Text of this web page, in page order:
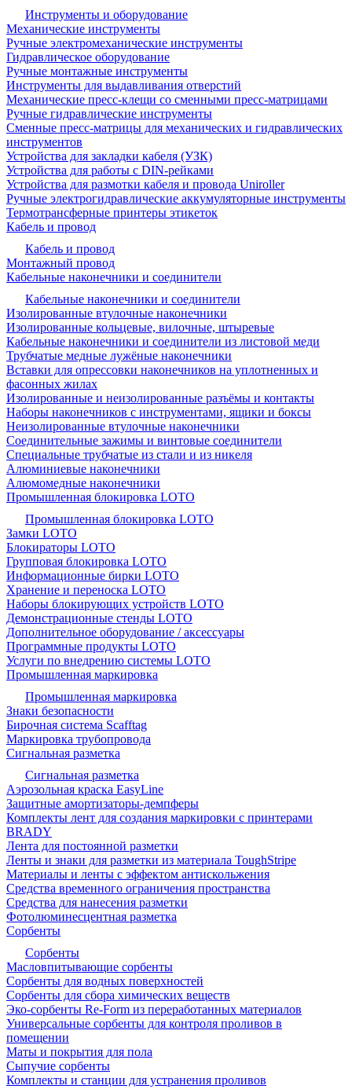
Инструменты и оборудование
Механические инструменты
Ручные электромеханические инструменты
Гидравлическое оборудование
Ручные монтажные инструменты
Инструменты для выдавливания отверстий
Механические пресс-клещи со сменными пресс-матрицами
Ручные гидравлические инструменты
Сменные пресс-матрицы для механических и гидравлических
инструментов
Устройства для закладки кабеля (УЗК)
Устройства для работы с DIN-рейками
Устройства для размотки кабеля и провода Uniroller
Ручные электрогидравлические аккумуляторные инструменты
Термотрансферные принтеры этикеток
Кабель и провод
Кабель и провод
Монтажный провод
Кабельные наконечники и соединители
Кабельные наконечники и соединители
Изолированные втулочные наконечники
Изолированные кольцевые, вилочные, штыревые
Кабельные наконечники и соединители из листовой меди
Трубчатые медные лужёные наконечники
Вставки для опрессовки наконечников на уплотненных и
фасонных жилах
Изолированные и неизолированные разъёмы и контакты
Наборы наконечников с инструментами, ящики и боксы
Неизолированные втулочные наконечники
Соединительные зажимы и винтовые соединители
Специальные трубчатые из стали и из никеля
Алюминиевые наконечники
Алюмомедные наконечники
Промышленная блокировка LOTO
Промышленная блокировка LOTO
Замки LOTO
Блокираторы LOTO
Групповая блокировка LOTO
Информационные бирки LOTO
Хранение и переноска LOTO
Наборы блокирующих устройств LOTO
Демонстрационные стенды LOTO
Дополнительное оборудование / аксессуары
Программные продукты LOTO
Услуги по внедрению системы LOTO
Промышленная маркировка
Промышленная маркировка
Знаки безопасности
Бирочная система Scafftag
Маркировка трубопровода
Сигнальная разметка
Сигнальная разметка
Аэрозольная краска EasyLine
Защитные амортизаторы-демпферы
Комплекты лент для создания маркировки с принтерами
BRADY
Лента для постоянной разметки
Ленты и знаки для разметки из материала ToughStripe
Материалы и ленты с эффектом антискольжения
Средства временного ограничения пространства
Средства для нанесения разметки
Фотолюминесцентная разметка
Сорбенты
Сорбенты
Масловпитывающие сорбенты
Сорбенты для водных поверхностей
Сорбенты для сбора химических веществ
Эко-сорбенты Re-Form из переработанных материалов
Универсальные сорбенты для контроля проливов в
помещении
Маты и покрытия для пола
Сыпучие сорбенты
Комплекты и станции для устранения проливов